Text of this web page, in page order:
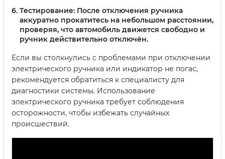
Тестирование: После отключения ручника
аккуратно прокатитесь на небольшом расстоянии,
проверяя, что автомобиль движется свободно и
ручник действительно отключён.
Если вы столкнулись с проблемами при отключении
электрического ручника или индикатор не погас,
рекомендуется обратиться к специалисту для
диагностики системы. Использование
электрического ручника требует соблюдения
осторожности, чтобы избежать случайных
происшествий.